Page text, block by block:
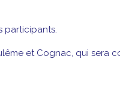
participants.
et Cognac, qui sera